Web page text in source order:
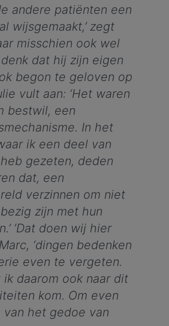
andere patiënten een
wijsgemaakt,’ zegt
misschien ook wel
dat hij zijn eigen
begon te geloven op
vult aan: ‘Het waren
bestwil, een
In het
ik een deel van
gezeten, deden
dat, een
verzinnen om niet
zijn met hun
‘Dat doen wij hier
‘dingen bedenken
even te vergeten.
ik daarom ook naar dit
kom. Om even
van het gedoe van